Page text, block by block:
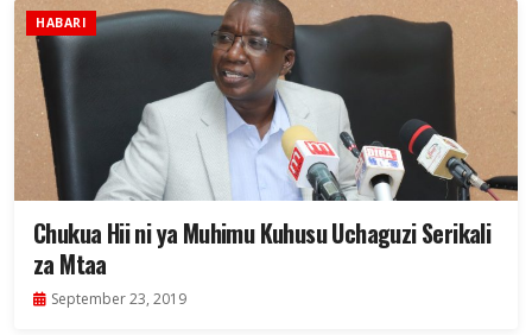
HABARI
Chukua Hii ni ya Muhimu Kuhusu Uchaguzi Serikali
za Mtaa
September 23, 2019